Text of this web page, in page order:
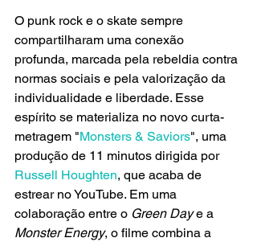
O punk rock e o skate sempre
compartilharam uma conexão
profunda, marcada pela rebeldia contra
normas sociais e pela valorização da
individualidade e liberdade. Esse
espírito se materializa no novo curta-
metragem "Monsters & Saviors", uma
produção de 11 minutos dirigida por
Russell Houghten, que acaba de
estrear no YouTube. Em uma
colaboração entre o Green Day e a
Monster Energy, o filme combina a